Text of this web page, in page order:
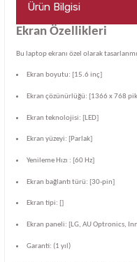
Ürün Bilgisi
Ekran Özellikleri
Bu laptop ekranı özel olarak
Ekran boyutu: [15.6 inç]
Ekran çözünürlüğü: [1366 x 768
Ekran teknolojisi: [LED]
Ekran yüzeyi: [Parlak]
Yenileme Hızı : [60 Hz]
Ekran bağlantı türü: [30-pin]
Ekran tipi: []
Ekran paneli: [LG, AU Optronics,
Garanti: (1 yıl)